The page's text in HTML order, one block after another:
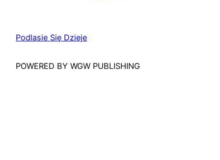
Podlasie Się Dzieje
POWERED BY WGW PUBLISHING